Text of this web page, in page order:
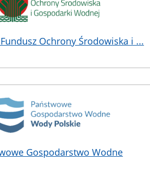
Ochrony Środowiska i ...
Gospodarstwo Wodne